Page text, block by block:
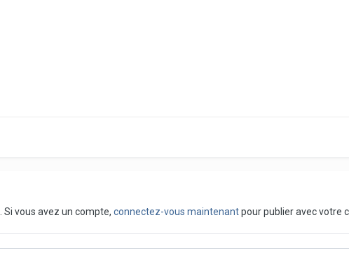
vous avez un compte, connectez-vous maintenantpour publier avec votre